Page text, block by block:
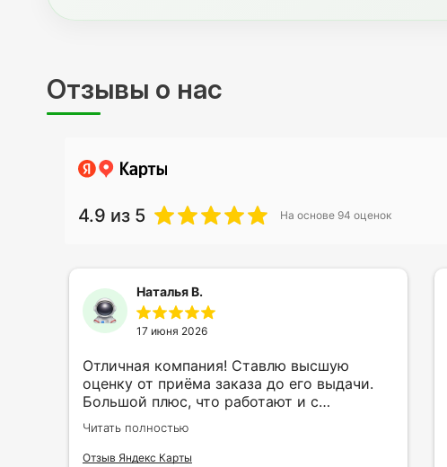
Отзывы о нас
4.9 из 5 На основе 94 оценок
Наталья В.
17 июня 2026
Отличная компания! Ставлю высшую
оценку от приёма заказа до его выдачи.
Большой плюс, что работают и с
индивидуальными заказами. Нелбходимо
было нанести принт на кружку в подарок.
Заказ был исполнен оперативно и ооочень
Читать полностью
Отзыв Яндекс Карты